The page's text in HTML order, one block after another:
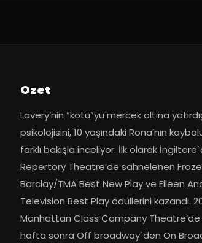
Ozet
Lavery’nin “kötü”yü mercek altına
psikolojisini, 10 yaşındaki Rona’nın
farklı bakışla inceliyor. İlk olarak
Repertory Theatre’de sahnelenen
Barclay/TMA Best New Play ve Eileen
Television Best Play ödüllerini kazandı.
Manhattan Class Company
hafta sonra Off broadway`den On